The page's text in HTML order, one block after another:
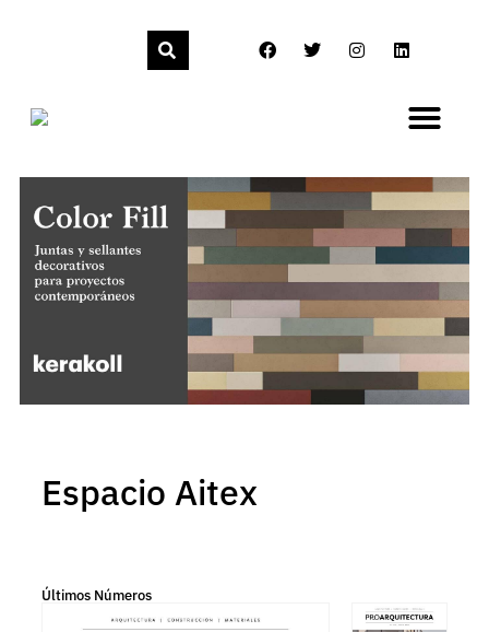
Espacio Aitex
Últimos Números